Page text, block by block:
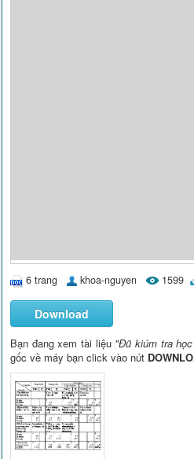
6 trang khoa-nguyen 1599
Download
Bạn đang xem tài liệu "Đũ kiúm tra
gốc về máy bạn click vào nút